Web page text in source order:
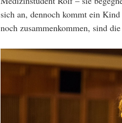
sich an, dennoch kommt ein
noch zusammenkommen, sind